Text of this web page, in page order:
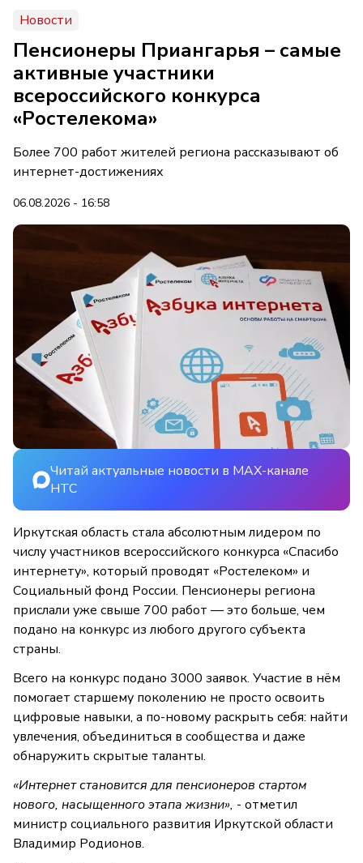
Новости
Пенсионеры Приангарья – самые
активные участники
всероссийского конкурса
«Ростелекома»
Более 700 работ жителей региона рассказывают об
интернет-достижениях
06.08.2026 - 16:58
Читай актуальные новости в MAX-канале
НТС
Иркутская область стала абсолютным лидером по
числу участников всероссийского конкурса «Спасибо
интернету», который проводят «Ростелеком» и
Социальный фонд России. Пенсионеры региона
прислали уже свыше 700 работ — это больше, чем
подано на конкурс из любого другого субъекта
страны.
Всего на конкурс подано 3000 заявок. Участие в нём
помогает старшему поколению не просто освоить
цифровые навыки, а по-новому раскрыть себя: найти
увлечения, объединиться в сообщества и даже
обнаружить скрытые таланты.
«Интернет становится для пенсионеров стартом
нового, насыщенного этапа жизни», - отметил
министр социального развития Иркутской области
Владимир Родионов.